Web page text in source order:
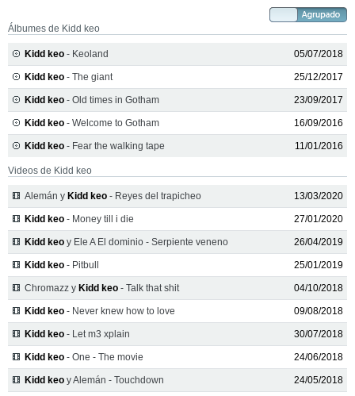
Álbumes de Kidd keo
Kidd keo - Keoland 05/07/2018
Kidd keo - The giant 25/12/2017
Kidd keo - Old times in Gotham 23/09/2017
Kidd keo - Welcome to Gotham 16/09/2016
Kidd keo - Fear the walking tape 11/01/2016
Videos de Kidd keo
Alemán y Kidd keo - Reyes del trapicheo 13/03/2020
Kidd keo - Money till i die 27/01/2020
Kidd keo y Ele A El dominio - Serpiente veneno 26/04/2019
Kidd keo - Pitbull 25/01/2019
Chromazz y Kidd keo - Talk that shit 04/10/2018
Kidd keo - Never knew how to love 09/08/2018
Kidd keo - Let m3 xplain 30/07/2018
Kidd keo - One - The movie 24/06/2018
Kidd keo y Alemán - Touchdown 24/05/2018